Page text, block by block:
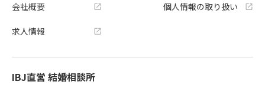
会社概要
求人情報
個人情報の取り扱い
IBJ直営 結婚相談所